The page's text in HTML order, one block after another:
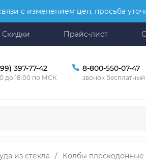
с изменением цен, просьба
Скидки Прайс-лист
397-77-42
до 18:00 по МСК
8-800-550-07-47
звонок бесплатный
из стекла / Колбы плоскодонные